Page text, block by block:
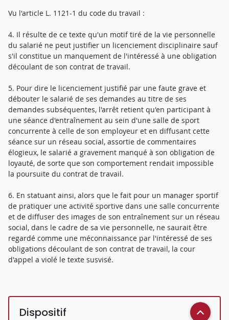
Vu l'article L. 1121-1 du code du travail :
4. Il résulte de ce texte qu'un motif tiré de la vie personnelle
du salarié ne peut justifier un licenciement disciplinaire sauf
s'il constitue un manquement de l'intéressé à une obligation
découlant de son contrat de travail.
5. Pour dire le licenciement justifié par une faute grave et
débouter le salarié de ses demandes au titre de ses
demandes subséquentes, l'arrêt retient qu'en participant à
une séance d'entraînement au sein d'une salle de sport
concurrente à celle de son employeur et en diffusant cette
séance sur un réseau social, assortie de commentaires
élogieux, le salarié a gravement manqué à son obligation de
loyauté, de sorte que son comportement rendait impossible
la poursuite du contrat de travail.
6. En statuant ainsi, alors que le fait pour un manager sportif
de pratiquer une activité sportive dans une salle concurrente
et de diffuser des images de son entraînement sur un réseau
social, dans le cadre de sa vie personnelle, ne saurait être
regardé comme une méconnaissance par l'intéressé de ses
obligations découlant de son contrat de travail, la cour
d'appel a violé le texte susvisé.
Dispositif